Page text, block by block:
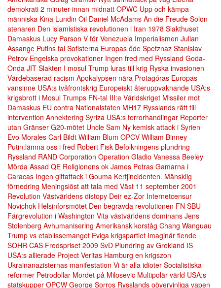
demokrati 2 minuter innan midnatt OPWC Upp och kämpa
människa Kina Lundin Oil Daniel McAdams An die Freude Solon
atenaren Den islamistiska revolutionen i Iran 1978 Slakthuset
Damaskus Lucy Parson V för Venezuela Imperialismen Julian
Assange Putins tal Sofisterna Europas öde Spetznaz Stanislav
Petrov Engelska provokationer Ingen fred med Ryssland Goda-
Onda JIT Slakten I mosul Trump luras till krig Ryska invasionen
Värdebaserad racism Apokalypsen nära Protagóras Europas
vansinne USA:s tvåfrontskrig Europeiskt återuppvaknande USA:s
krigsbrott i Mosul Trumps FN-tal III:e Världskriget Missiler mot
Damaskus EU contra Nationalstaten MH17 Rysslands rätt till
intervention Annektering Syriza USA:s terrorhandlingar Reporter
utan Gränser G20-mötet Uncle Sam Ny kemisk attack i Syrien
Evo Morales Carl Bildt William Blum OPCV William Binney
Putin:lämna oss i fred Robert Fisk Befolkningens plundring
Ryssland RAND Corporation Operation Gladio Vanessa Beeley
Mörda Assad QE Religionens ok James Petras Gamarna i
Caracas Ingen giftattack i Gouma Kertjincidenten. Mänsklig
förnedring Meningslöst att tala med Väst 11 september 2001
Revolution Västvärldens distopy Deir ez-Zor Internetcensur
Novichok Helsinforsmötet Den begravda revolutionen FN SBU
Färgrevolution i Washington Vita västvärldens dominans Jens
Stolenberg Avhumanisering Amerikansk korståg Chang Wanguau
Trump vs etablissemanget Eviga krigspartiet Imaginär fiende
SOHR CAS Fredspriset 2009 SvD Plundring av Grekland IS
USA:s allierade Project Veritas Hamburg en krigszon
Ukrainanazisternas manifestation Vi är alla idioter Socialistiska
reformer Petrodollar Mordet på Milosevic Multipolär värld USA:s
statskupper OPCW George Sorros Rysslands oövervinliga vapen